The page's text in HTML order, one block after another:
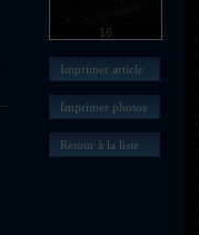
16
Imprimer article
Imprimer photos
Retour à la liste